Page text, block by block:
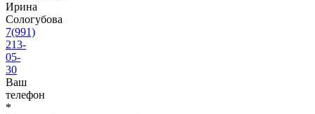
Ирина
Сологубова
7(991)
213-
05-
30
Ваш
телефон
*